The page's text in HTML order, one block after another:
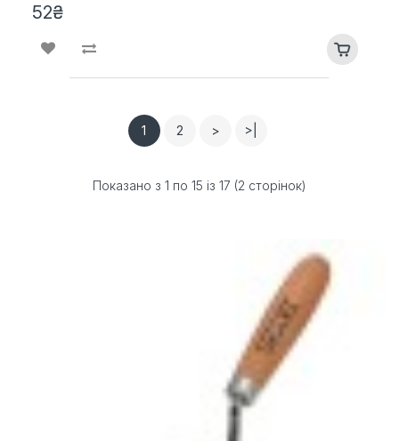
52₴
1 2 > >|
Показано з 1 по 15 із 17 (2 сторінок)